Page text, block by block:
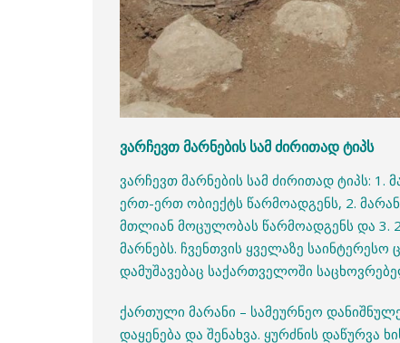
ვარჩევთ მარნების სამ ძირითად ტიპს
ვარჩევთ მარნების სამ ძირითად ტიპს:
ერთ-ერთ ობიექტს წარმოადგენს, 2.
მთლიან მოცულობას წარმოადგენს და 3.
მარნებს. ჩვენთვის ყველაზე
დამუშავებაც საქართველოში
ქართული მარანი – სამეურნეო
დაყენება და შენახვა. ყურძნის დაწურვა